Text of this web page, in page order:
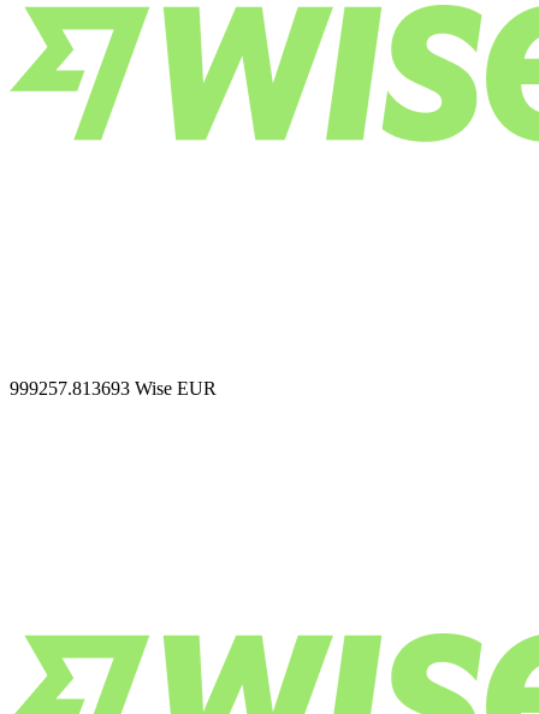
999257.813693 Wise EUR